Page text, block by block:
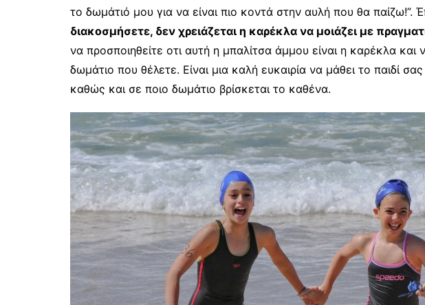
το δωμάτιό μου για να είναι πιο κοντά στην αυλή που θα παίζω!”.
διακοσμήσετε, δεν χρειάζεται η καρέκλα να μοιάζει με
να προσποιηθείτε οτι αυτή η μπαλίτσα άμμου είναι η καρέκλα και
δωμάτιο που θέλετε. Είναι μια καλή ευκαιρία να μάθει το παιδί
καθώς και σε ποιο δωμάτιο βρίσκεται το καθένα.